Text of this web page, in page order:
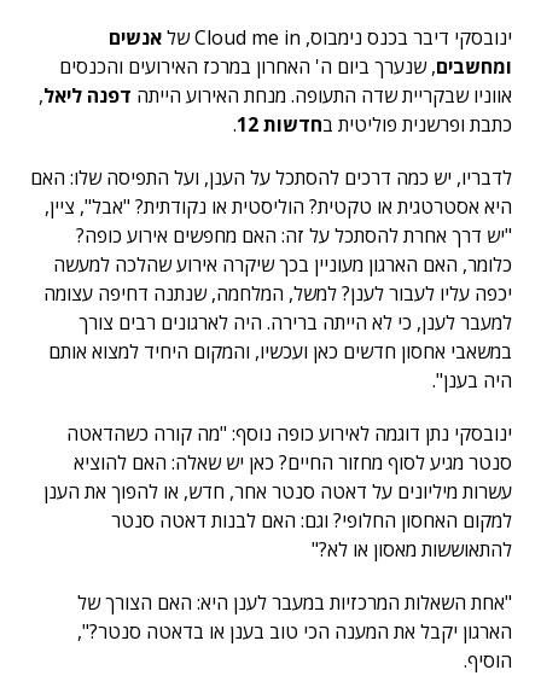
ינובסקי דיבר בכנס נימבוס, Cloud me in של
אנשים
ומחשבים, שנערך ביום ה' האחרון במרכז האירועים והכנסים
אווניו שבקריית שדה התעופה. מנחת האירוע הייתה דפנה ליאל,
כתבת ופרשנית פוליטית בחדשות 12
.
לדבריו, יש כמה דרכים להסתכל על הענן, ועל התפיסה שלו: האם
היא אסטרטגית או טקטית? הוליסטית או נקודתית? "אבל", ציין,
"יש דרך אחרת להסתכל על זה: האם מחפשים אירוע כופה?
כלומר, האם הארגון מעוניין בכך שיקרה אירוע שהלכה למעשה
יכפה עליו לעבור לענן? למשל, המלחמה, שנתנה דחיפה עצומה
למעבר לענן, כי לא הייתה ברירה. היה לארגונים רבים צורך
במשאבי אחסון חדשים כאן ועכשיו, והמקום היחיד למצוא אותם
היה בענן".
ינובסקי נתן דוגמה לאירוע כופה נוסף: "מה קורה כשהדאטה
סנטר מגיע לסוף מחזור החיים? כאן יש שאלה: האם להוציא
עשרות מיליונים על דאטה סנטר אחר, חדש, או להפוך את הענן
למקום האחסון החלופי? וגם: האם לבנות דאטה סנטר
להתאוששות מאסון או לא?"
"אחת השאלות המרכזיות במעבר לענן היא: האם הצורך של
הארגון יקבל את המענה הכי טוב בענן או בדאטה סנטר?",
הוסיף.